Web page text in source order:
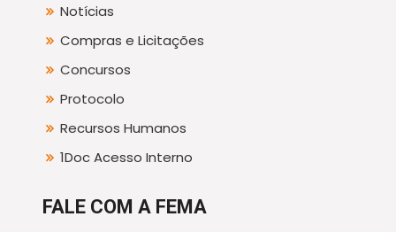
Notícias
Compras e Licitações
Concursos
Protocolo
Recursos Humanos
1Doc Acesso Interno
FALE COM A FEMA